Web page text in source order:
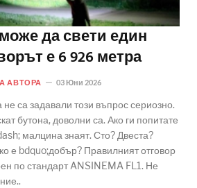
да свети един
е 6 926 метра
АВТОРА 03 Юни 2026
не са задавали този въпрос сериозно.
бутона, доволни са. Ако ги попитате
малцина знаят. Сто? Двеста?
е bdquo;добър? Правилният отговор
по стандарт ANSINEMA FL1. Не